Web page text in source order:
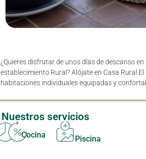
¿Quieres disfrutar de unos días de descanso
establecimiento Rural? Alójate en Casa Rural
habitaciones individuales equipadas y
Nuestros servicios
Cocina Piscina